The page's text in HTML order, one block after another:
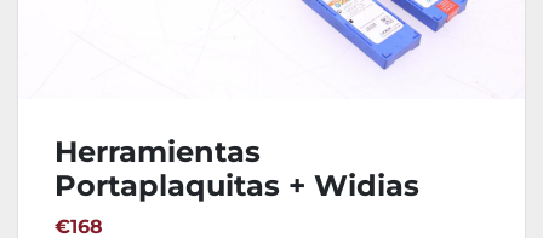
Herramientas
Portaplaquitas + Widias
CCGT0602
€168